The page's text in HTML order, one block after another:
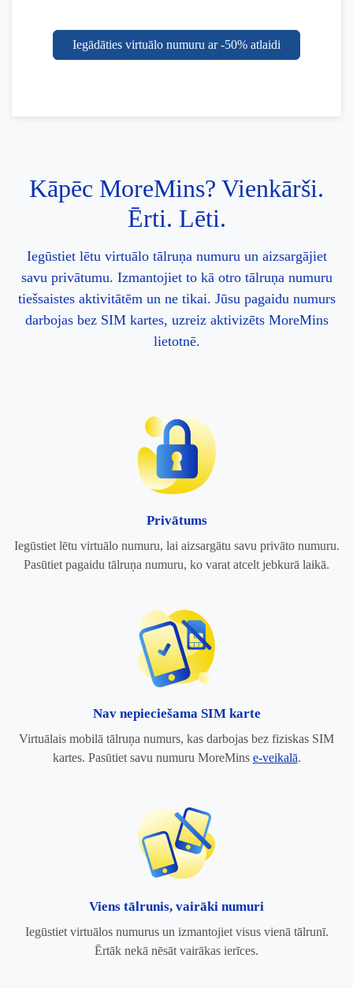
Iegādāties virtuālo numuru ar -50% atlaidi
Kāpēc MoreMins? Vienkārši.
Ērti. Lēti.
Iegūstiet lētu virtuālo tālruņa numuru un aizsargājiet
savu privātumu. Izmantojiet to kā otro tālruņa numuru
tiešsaistes aktivitātēm un ne tikai. Jūsu pagaidu numurs
darbojas bez SIM kartes, uzreiz aktivizēts MoreMins
lietotnē.
Privātums
Iegūstiet lētu virtuālo numuru, lai aizsargātu savu privāto numuru.
Pasūtiet pagaidu tālruņa numuru, ko varat atcelt jebkurā laikā.
Nav nepieciešama SIM karte
Virtuālais mobilā tālruņa numurs, kas darbojas bez fiziskas SIM
kartes. Pasūtiet savu numuru MoreMins e-veikalā.
Viens tālrunis, vairāki numuri
Iegūstiet virtuālos numurus un izmantojiet visus vienā tālrunī.
Ērtāk nekā nēsāt vairākas ierīces.